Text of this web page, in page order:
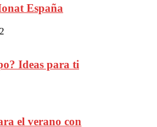
España
Ideas para ti
el verano con